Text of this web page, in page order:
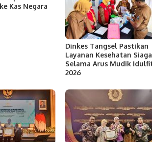
Kas Negara
Dinkes Tangsel Pastikan
Layanan Kesehatan Siaga
Selama Arus Mudik
2026